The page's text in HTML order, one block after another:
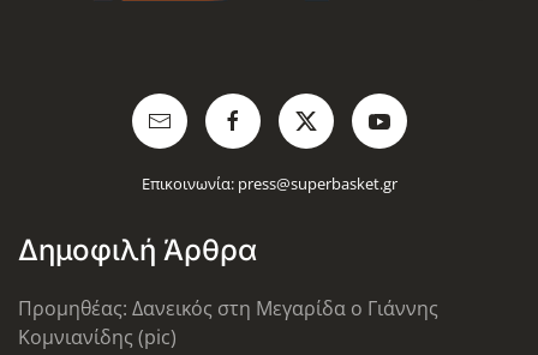
Επικοινωνία: press@superbasket.gr
Δημοφιλή Άρθρα
Προμηθέας: Δανεικός στη Μεγαρίδα ο Γιάννης
Κομνιανίδης (pic)